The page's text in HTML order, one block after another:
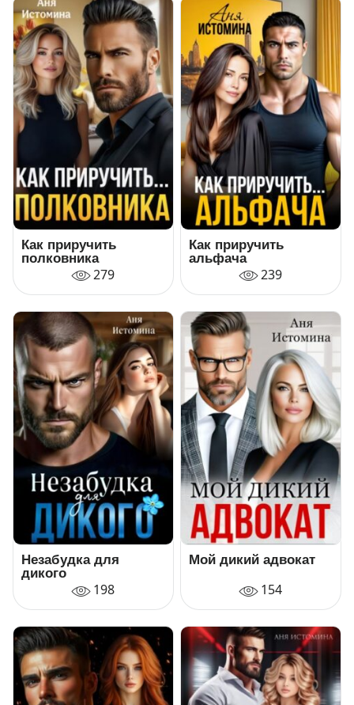
Как приручить
полковника
279
Как приручить
альфача
239
Незабудка для
дикого
198
Мой дикий адвокат
154